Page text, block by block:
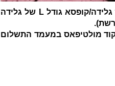
תו דיגיטלי המקנה קילו/ליטר גלידה/קופסא גודל L של גלידה
מולטיפאס במעמד התשלום